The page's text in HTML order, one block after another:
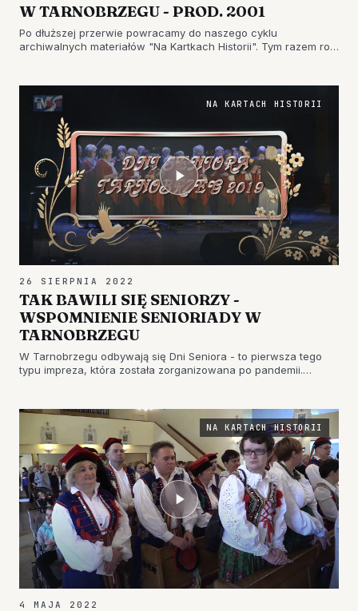
W TARNOBRZEGU - PROD. 2001
Po dłuższej przerwie powracamy do naszego cyklu
archiwalnych materiałów "Na Kartkach Historii". Tym razem rok
Szkołę Pod…
NA KARTACH HISTORII
26 SIERPNIA 2022
TAK BAWILI SIĘ SENIORZY -
WSPOMNIENIE SENIORIADY W
TARNOBRZEGU
W Tarnobrzegu odbywają się Dni Seniora - to pierwsza tego
typu impreza, która została zorganizowana po pandemii.
NA KARTACH HISTORII
4 MAJA 2022